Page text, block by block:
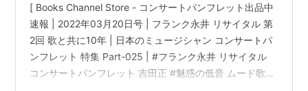
[ Books Channel Store - コンサートパンフレット出品中
速報 | 2022年03月20日号 | フランク永井 リサイタル 第
2回 歌と共に10年 | 日本のミュージシャン コンサートパ
ンフレット 特集 Part-025 | #フランク永井 リサイタル
コンサートパンフレット 吉田正 #魅惑の低音 ムード歌謡